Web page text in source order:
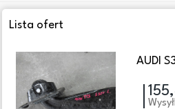
Lista ofert
AUDI